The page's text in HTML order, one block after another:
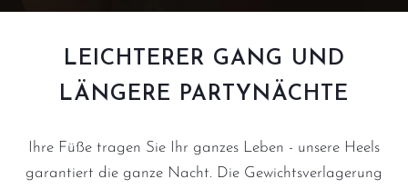
LEICHTERER GANG UND
LÄNGERE PARTYNÄCHTE
Ihre Füße tragen Sie Ihr ganzes Leben - unsere Heels
garantiert die ganze Nacht. Die Gewichtsverlagerung